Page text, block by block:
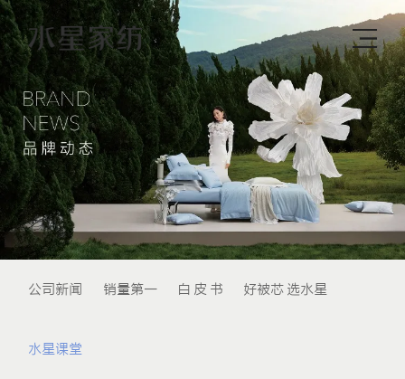
公司新闻 销量第一 白 皮 书 好被芯 选水星
水星课堂